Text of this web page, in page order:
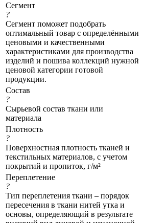
Сегмент
?
Сегмент поможет подобрать
оптимальный товар с определёнными
ценовыми и качественными
характеристиками для производства
изделий и пошива коллекций нужной
ценовой категории готовой
продукции.
Состав
?
Сырьевой состав ткани или
материала
Плотность
?
Поверхностная плотность тканей и
текстильных материалов, с учетом
покрытий и пропиток, г/м²
Переплетение
?
Тип переплетения ткани – порядок
пересечения в ткани нитей утка и
основы, определяющий в результате